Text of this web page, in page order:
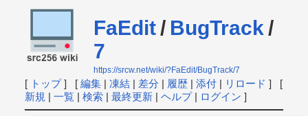
FaEdit/ BugTrack /
7
https://srcw.net/wiki/?FaEdit/BugTrack/7
[ トップ] [ 編集| 凍結| 差分 | 履歴| 添付| リロード ] [
新規 | 一覧| 検索| 最終更新| ヘルプ| ログイン ]